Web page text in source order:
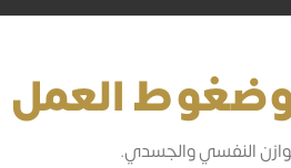
وضغوط العمل
النفسي والجسدي.